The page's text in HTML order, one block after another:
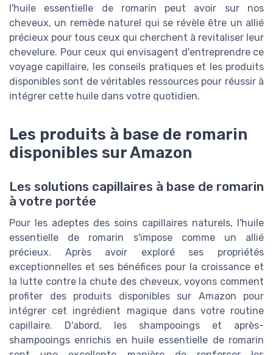
l'huile essentielle de romarin peut avoir sur nos
cheveux, un remède naturel qui se révèle être un allié
précieux pour tous ceux qui cherchent à revitaliser leur
chevelure. Pour ceux qui envisagent d'entreprendre ce
voyage capillaire, les conseils pratiques et les produits
disponibles sont de véritables ressources pour réussir à
intégrer cette huile dans votre quotidien.
Les produits à base de romarin
disponibles sur Amazon
Les solutions capillaires à base de romarin
à votre portée
Pour les adeptes des soins capillaires naturels, l'huile
essentielle de romarin s'impose comme un allié
précieux. Après avoir exploré ses propriétés
exceptionnelles et ses bénéfices pour la croissance et
la lutte contre la chute des cheveux, voyons comment
profiter des produits disponibles sur Amazon pour
intégrer cet ingrédient magique dans votre routine
capillaire. D'abord, les shampooings et après-
shampooings enrichis en huile essentielle de romarin